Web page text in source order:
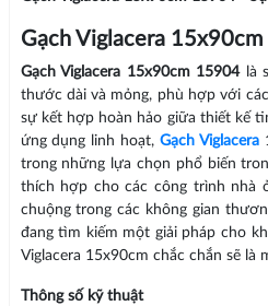
Gạch Viglacera
Gạch Viglacera 15x90cm 15904là
thước dài và mỏng, phù hợp với
sự kết hợp hoàn hảo giữa thiết kế
ứng dụng linh hoạt,Gạch Viglacera
trong những lựa chọn phổ biến
thích hợp cho các công trình nhà
chuộng trong các không gian
đang tìm kiếm một giải pháp cho
Viglacera 15x90cm chắc chắn sẽ là
Thông số kỹ thuật